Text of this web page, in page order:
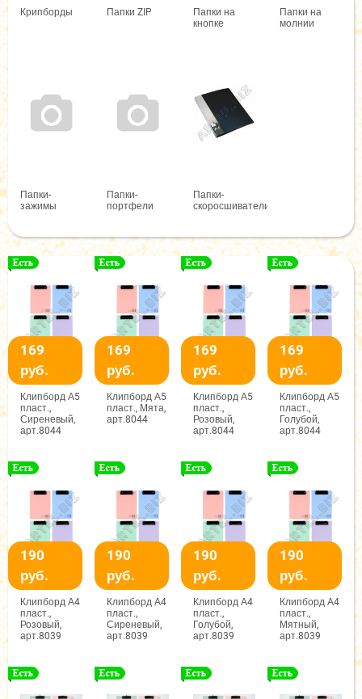
Крипборды Папки ZIP
Папки на
кнопке
Папки на
молнии
Папки-
зажимы
Папки-
портфели
Папки-
скоросшиватели
169
руб.
Клипборд А5
пласт.,
Сиреневый,
арт.8044
169
руб.
Клипборд А5
пласт., Мята,
арт.8044
169
руб.
Клипборд А5
пласт.,
Розовый,
арт.8044
169
руб.
Клипборд А5
пласт.,
Голубой,
арт.8044
190
руб.
Клипборд А4
пласт.,
Розовый,
арт.8039
190
руб.
Клипборд А4
пласт.,
Сиреневый,
арт.8039
190
руб.
Клипборд А4
пласт.,
Голубой,
арт.8039
190
руб.
Клипборд А4
пласт.,
Мятный,
арт.8039